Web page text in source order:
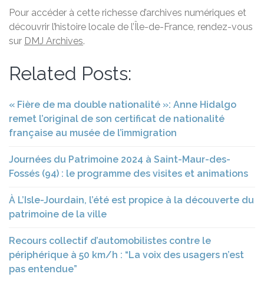
Pour accéder à cette richesse d’archives numériques et
découvrir l’histoire locale de l’Île-de-France, rendez-vous
sur DMJ Archives.
Related Posts:
« Fière de ma double nationalité »: Anne Hidalgo
remet l’original de son certificat de nationalité
française au musée de l’immigration
Journées du Patrimoine 2024 à Saint-Maur-des-
Fossés (94) : le programme des visites et animations
À L’Isle-Jourdain, l’été est propice à la découverte du
patrimoine de la ville
Recours collectif d’automobilistes contre le
périphérique à 50 km/h : “La voix des usagers n’est
pas entendue”